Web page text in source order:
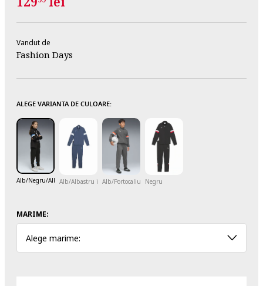
Vandut de
Fashion Days
ALEGE VARIANTA DE CULOARE:
Alb/Negru/AlbastruAlb/Albastru inchisAlb/Portocaliu/Gri inchis
Negru
MARIME:
Alege marime: